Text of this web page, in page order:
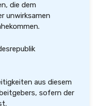
die dem
unwirksamen
aus diesem
sofern der